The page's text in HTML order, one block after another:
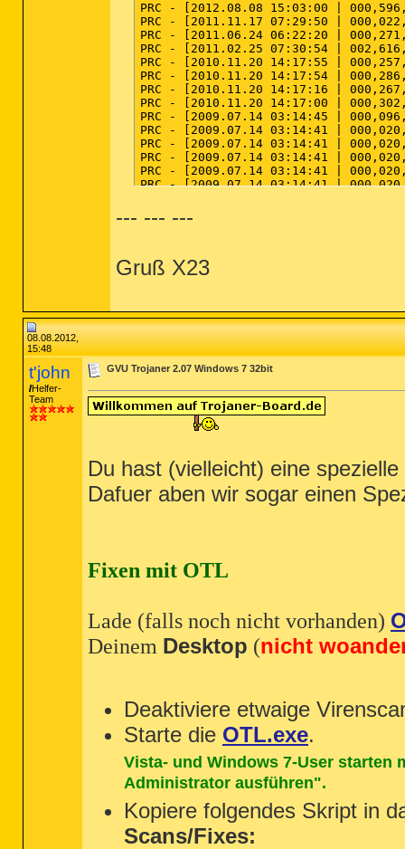
PRC - [2012.08.08 15:03:00 |
PRC - [2011.11.17 07:29:50 |
PRC - [2011.06.24 06:22:20 |
PRC - [2011.02.25 07:30:54 |
PRC - [2010.11.20 14:17:55 |
PRC - [2010.11.20 14:17:54 |
PRC - [2010.11.20 14:17:16 |
PRC - [2010.11.20 14:17:00 |
PRC - [2009.07.14 03:14:45 |
PRC - [2009.07.14 03:14:41 |
PRC - [2009.07.14 03:14:41 |
PRC - [2009.07.14 03:14:41 |
PRC - [2009.07.14 03:14:41 |
PRC - [2009.07.14 03:14:41 |
PRC - [2009.07.14 03:14:16 |
MOD - [2012.08.08 15:03:00 |
--- --- ---
Gruß X23
08.08.2012,
15:48
t'john
Helfer-
Team
GVU Trojaner 2.07 Windows 7 32bit
Du hast (vielleicht) eine
Dafuer aben wir sogar einen
Fixen mit OTL
Lade (falls noch nicht vorhanden)
Deinem Desktop (nicht
Deaktiviere etwaige
Starte die OTL.exe.
Vista- und Windows 7-User starten
Administrator ausführen".
Kopiere folgendes Skript in
Scans/Fixes: